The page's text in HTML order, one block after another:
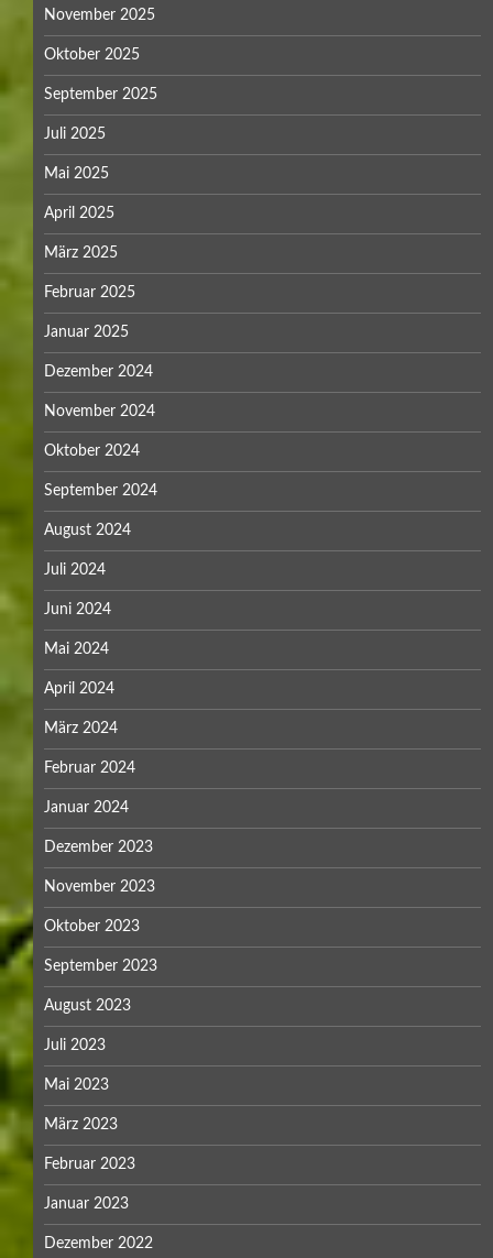
November 2025
Oktober 2025
September 2025
Juli 2025
Mai 2025
April 2025
März 2025
Februar 2025
Januar 2025
Dezember 2024
November 2024
Oktober 2024
September 2024
August 2024
Juli 2024
Juni 2024
Mai 2024
April 2024
März 2024
Februar 2024
Januar 2024
Dezember 2023
November 2023
Oktober 2023
September 2023
August 2023
Juli 2023
Mai 2023
März 2023
Februar 2023
Januar 2023
Dezember 2022